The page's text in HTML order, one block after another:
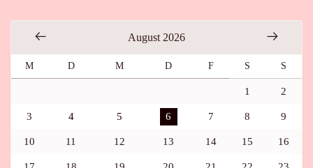
August 2026
M D M D F S S
1 2
3 4 5 6 7 8 9
10 11 12 13 14 15 16